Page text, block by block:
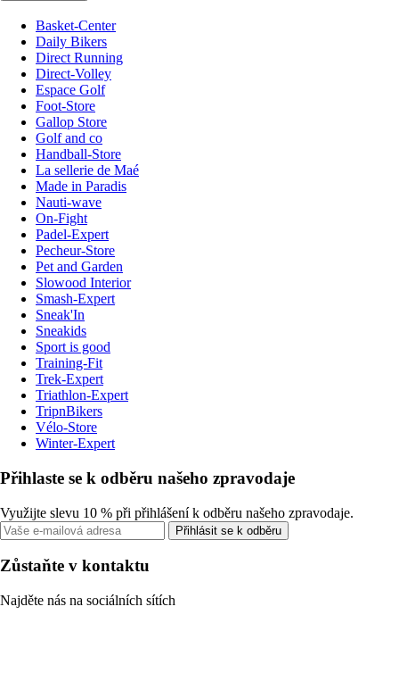
Basket-Center
Daily Bikers
Direct Running
Direct-Volley
Espace Golf
Foot-Store
Gallop Store
Golf and co
Handball-Store
La sellerie de Maé
Made in Paradis
Nauti-wave
On-Fight
Padel-Expert
Pecheur-Store
Pet and Garden
Slowood Interior
Smash-Expert
Sneak'In
Sneakids
Sport is good
Training-Fit
Trek-Expert
Triathlon-Expert
TripnBikers
Vélo-Store
Winter-Expert
Přihlaste se k odběru našeho zpravodaje
Využijte slevu 10 % při přihlášení k odběru našeho zpravodaje.
Přihlásit se k odběru
Zůstaňte v kontaktu
Najděte nás na sociálních sítích